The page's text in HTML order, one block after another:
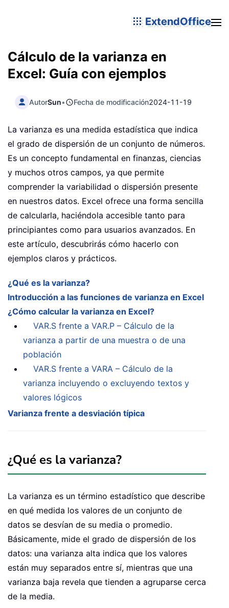
ExtendOffice
Cálculo de la varianza en
Excel: Guía con ejemplos
AutorSun• Fecha de modificación2024-11-19
La varianza es una medida estadística que indica
el grado de dispersión de un conjunto de números.
Es un concepto fundamental en finanzas, ciencias
y muchos otros campos, ya que permite
comprender la variabilidad o dispersión presente
en nuestros datos. Excel ofrece una forma sencilla
de calcularla, haciéndola accesible tanto para
principiantes como para usuarios avanzados. En
este artículo, descubrirás cómo hacerlo con
ejemplos claros y prácticos.
¿Qué es la varianza?
Introducción a las funciones de varianza en Excel
¿Cómo calcular la varianza en Excel?
VAR.S frente a VAR.P – Cálculo de la
varianza a partir de una muestra o de una
población
VAR.S frente a VARA – Cálculo de la
varianza incluyendo o excluyendo textos y
valores lógicos
Varianza frente a desviación típica
¿Qué es la varianza?
La varianza es un término estadístico que describe
en qué medida los valores de un conjunto de
datos se desvían de su media o promedio.
Básicamente, mide el grado de dispersión de los
datos: una varianza alta indica que los valores
están muy separados entre sí, mientras que una
varianza baja revela que tienden a agruparse cerca
de la media.